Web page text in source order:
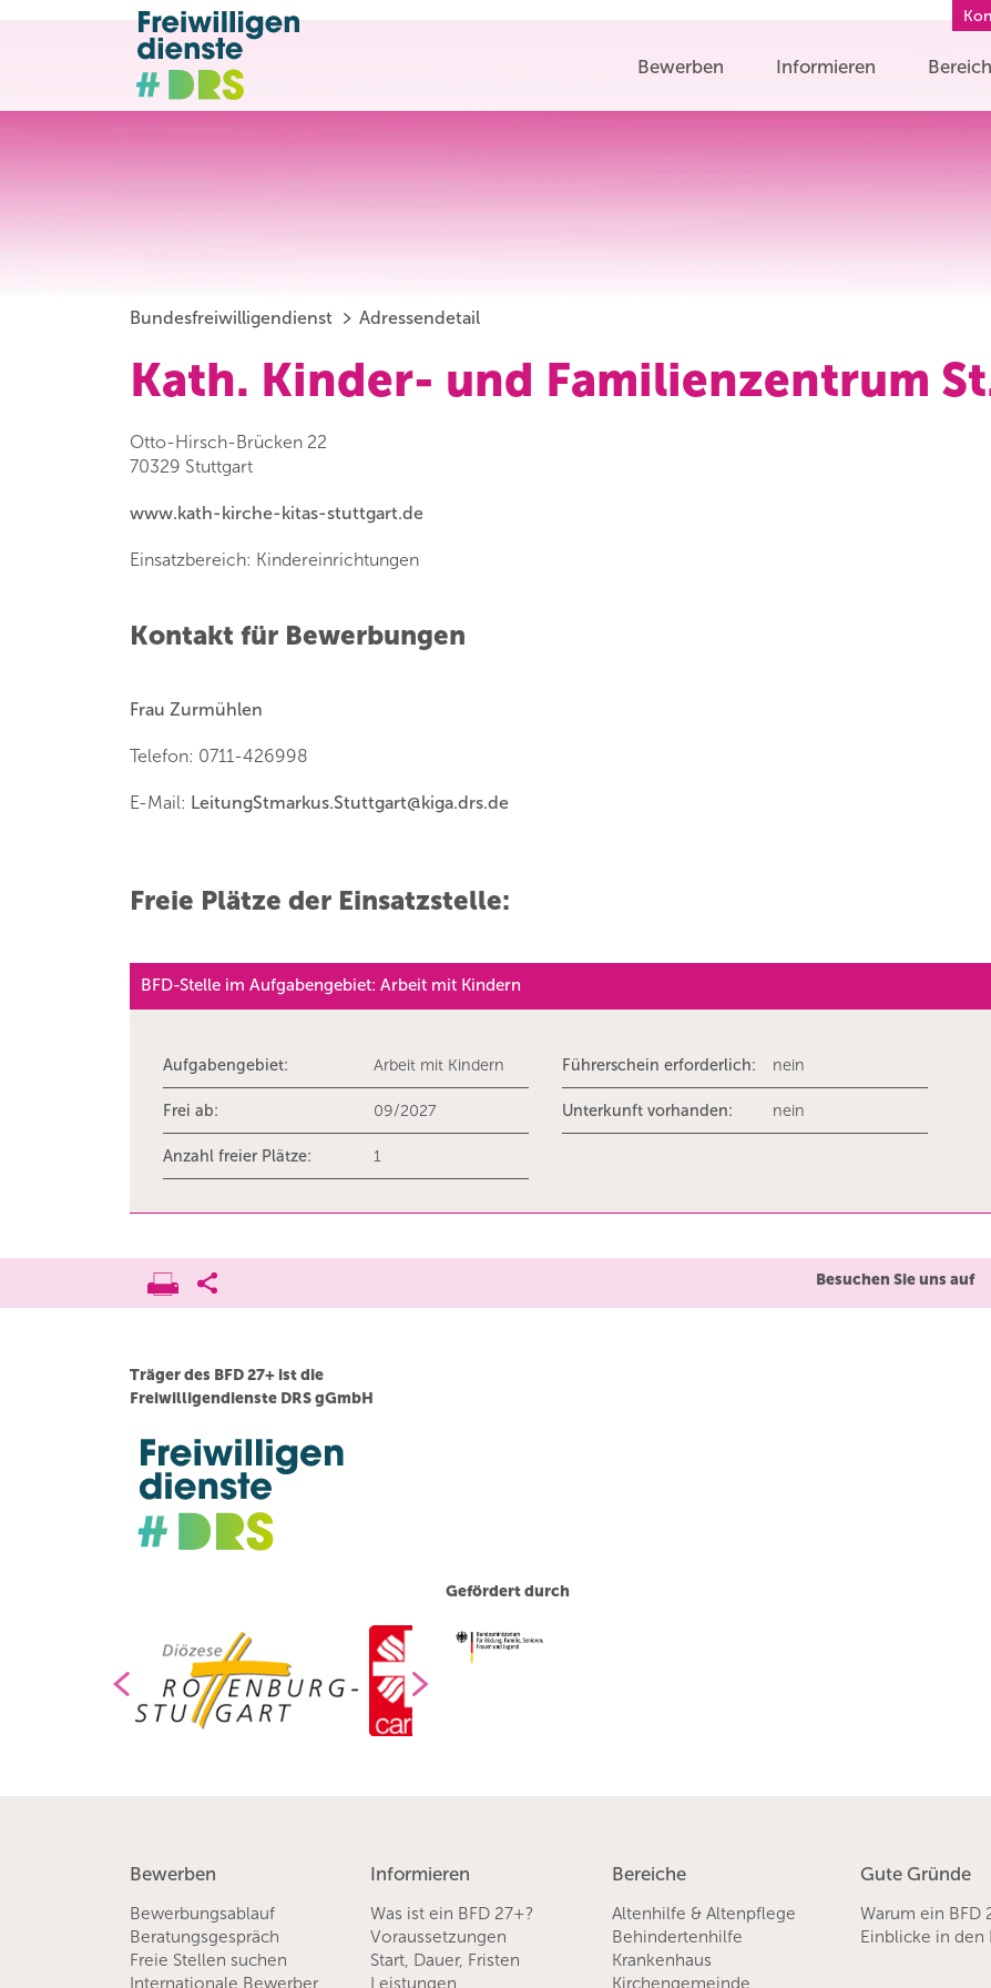
Bewerben Informieren
Bundesfreiwilligendienst Adressendetail
Kath. Kinder- und Familienzentrum
Otto-Hirsch-Brücken 22
70329 Stuttgart
www.kath-kirche-kitas-stuttgart.de
Einsatzbereich: Kindereinrichtungen
Kontakt für Bewerbungen
Frau Zurmühlen
Telefon: 0711-426998
E-Mail: LeitungStmarkus.Stuttgart@kiga.drs.de
Freie Plätze der Einsatzstelle:
BFD-Stelle im Aufgabengebiet: Arbeit mit Kindern
Aufgabengebiet: Arbeit mit Kindern
Frei ab: 09/2027
Anzahl freier Plätze: 1
Führerschein erforderlich: nein
Unterkunft vorhanden: nein
Besuchen Sie uns auf
Träger des BFD 27+ ist die
Freiwilligendienste DRS gGmbH
Gefördert durch
Bewerben
Bewerbungsablauf
Beratungsgespräch
Freie Stellen suchen
Internationale Bewerber
Informieren
Was ist ein BFD 27+?
Voraussetzungen
Start, Dauer, Fristen
Leistungen
Bereiche
Altenhilfe & Altenpflege
Behindertenhilfe
Krankenhaus
Kirchengemeinde
Gute Gründe
Warum ein BFD
Einblicke in den